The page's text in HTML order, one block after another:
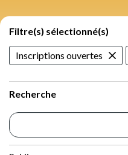
Filtre(s) sélectionné(s)
Inscriptions ouvertes
Recherche